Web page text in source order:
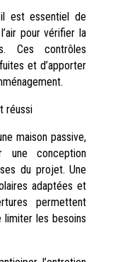
est essentiel de
pour vérifier la
Ces contrôles
et d’apporter
réussi
maison passive,
une conception
du projet. Une
adaptées et
permettent
limiter les besoins